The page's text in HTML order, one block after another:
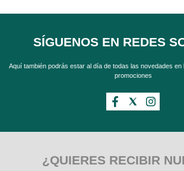
SÍGUENOS EN REDES
Aquí también podrás estar al día de todas las novedades
promociones
¿QUIERES RECIBIR